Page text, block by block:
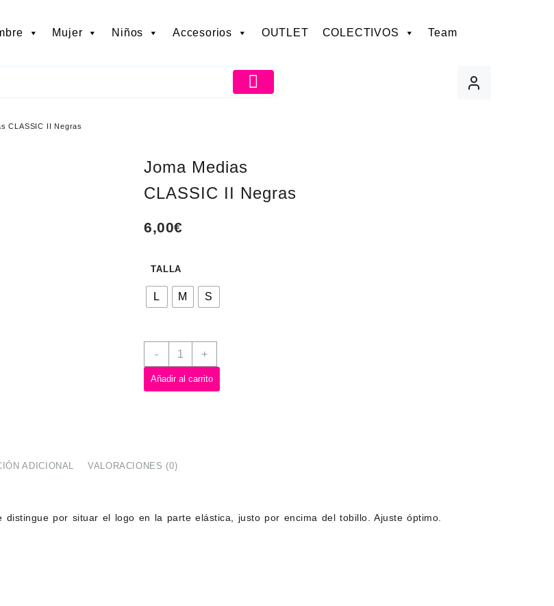
Mujer Niños Accesorios OUTLET COLECTIVOS Team
CLASSIC II Negras
Joma Medias
CLASSIC II Negras
6,00€
TALLA
L M S
- +
Añadir al carrito
ADICIONAL VALORACIONES (0)
distingue por situar el logo en la parte elástica, justo por encima del tobillo. Ajuste óptimo.